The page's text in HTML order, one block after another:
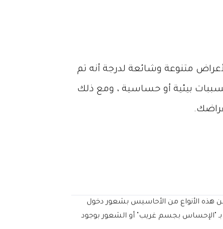
متنوعة وشائعة لدرجة أنه تم
بيئية أو حساسية ، ومع ذلك
هذه الأنواع من الأحاسيس بشعور دخول
بـ "الإحساس بجسم غريب" أو الشعور بوجود